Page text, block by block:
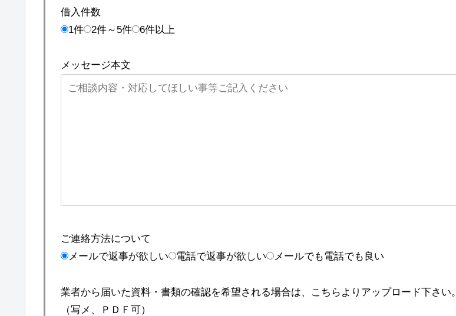
借入件数
1件
2件～5件 6件以上
メッセージ本文
ご連絡方法について
メールで返事が欲しい
電話で返事が欲しい メールでも電話でも良い
業者から届いた資料・書類の確認を希望される場合は、こちらよりアップロード下さい。
（写メ、ＰＤＦ可）